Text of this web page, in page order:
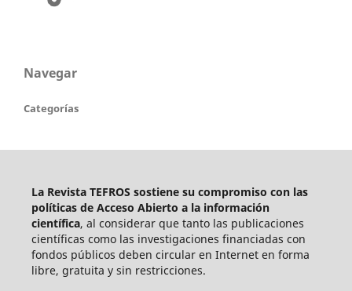
Navegar
Categorías
La Revista TEFROS sostiene su compromiso con las
políticas de Acceso Abierto a la información
científica, al considerar que tanto las publicaciones
científicas como las investigaciones financiadas con
fondos públicos deben circular en Internet en forma
libre, gratuita y sin restricciones.